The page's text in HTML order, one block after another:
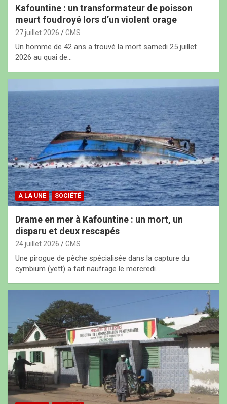
Kafountine : un transformateur de poisson
meurt foudroyé lors d’un violent orage
27 juillet 2026 GMS
Un homme de 42 ans a trouvé la mort samedi 25 juillet
2026 au quai de…
A LA UNE SOCIÉTÉ
Drame en mer à Kafountine : un mort, un
disparu et deux rescapés
24 juillet 2026 GMS
Une pirogue de pêche spécialisée dans la capture du
cymbium (yett) a fait naufrage le mercredi…